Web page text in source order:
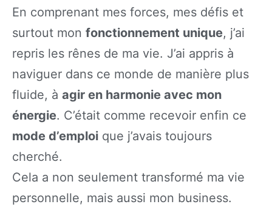
En comprenant mes forces, mes défis et
surtout mon fonctionnement unique, j’ai
repris les rênes de ma vie. J’ai appris à
naviguer dans ce monde de manière plus
fluide, à agir en harmonie avec mon
énergie. C’était comme recevoir enfin ce
mode d’emploi que j’avais toujours
cherché.
Cela a non seulement transformé ma vie
personnelle, mais aussi mon business.